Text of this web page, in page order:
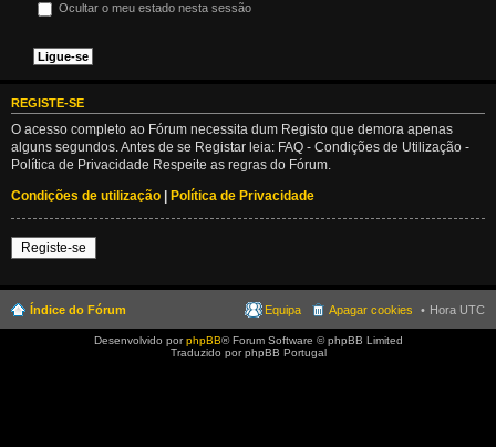
Ocultar o meu estado nesta sessão
REGISTE-SE
O acesso completo ao Fórum necessita dum Registo que demora apenas
alguns segundos. Antes de se Registar leia: FAQ - Condições de Utilização -
Política de Privacidade Respeite as regras do Fórum.
Condições de utilização | Política de Privacidade
Registe-se
Índice do Fórum Hora UTC
Apagar cookies
Equipa
Desenvolvido porphpBB® Forum Software © phpBB Limited
Traduzido por phpBB Portugal